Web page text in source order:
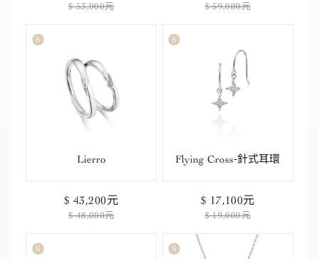
$ 53,000元 $ 59,000元
Lierro
$ 43,200元
$ 48,000元
Flying Cross-針式耳環
$ 17,100元
$ 19,000元